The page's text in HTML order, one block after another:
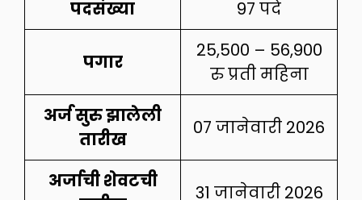
पदसंख्या
97 पदे
पगार
25,500 – 56,900
रु प्रती महिना
अर्ज सुरु झालेली
तारीख
07 जानेवारी 2026
अर्जाची शेवटची
31 जानेवारी 2026